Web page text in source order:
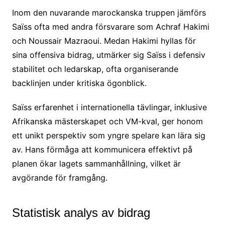
Inom den nuvarande marockanska truppen jämförs
Saïss ofta med andra försvarare som Achraf Hakimi
och Noussair Mazraoui. Medan Hakimi hyllas för
sina offensiva bidrag, utmärker sig Saïss i defensiv
stabilitet och ledarskap, ofta organiserande
backlinjen under kritiska ögonblick.
Saïss erfarenhet i internationella tävlingar, inklusive
Afrikanska mästerskapet och VM-kval, ger honom
ett unikt perspektiv som yngre spelare kan lära sig
av. Hans förmåga att kommunicera effektivt på
planen ökar lagets sammanhållning, vilket är
avgörande för framgång.
Statistisk analys av bidrag